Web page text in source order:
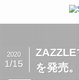
を発売
2020
1/15